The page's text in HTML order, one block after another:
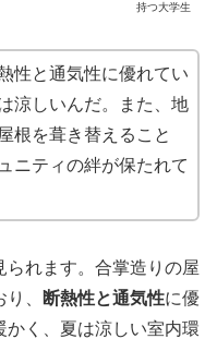
持つ大学生
性と通気性に優れてい
涼しいんだ。また、地
根を葺き替えること
ニティの絆が保たれて
られます。合掌造りの屋
、
断熱性と通気性に優
かく、夏は涼しい室内環